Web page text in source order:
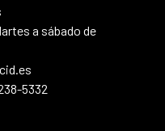
a sábado de
5332